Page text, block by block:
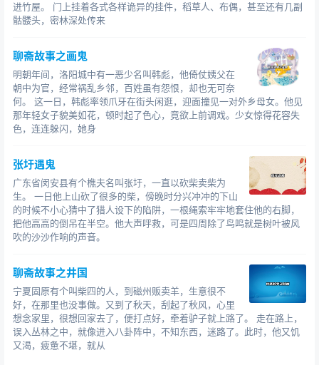
进竹屋。 门上挂着各式各样诡异的挂件，稻草人、布偶，甚至还有几副
骷髅头，密林深处传来
聊斋故事之画鬼
明朝年间，洛阳城中有一恶少名叫韩彪，他倚仗姨父在
朝中为官，经常祸乱乡邻，百姓虽有怨恨，却也无可奈
何。 这一日，韩彪率领爪牙在街头闲逛，迎面撞见一对外乡母女。他见
那年轻女子貌美如花，顿时起了色心，竟欲上前调戏。少女惊得花容失
色，连连躲闪，她身
张圩遇鬼
广东省闵安县有个樵夫名叫张圩，一直以砍柴卖柴为
生。 一日他上山砍了很多的柴，傍晚时分兴冲冲的下山
的时候不小心猜中了猎人设下的陷阱，一根绳索牢牢地套住他的右脚，
把他高高的倒吊在半空。他大声呼救，可是四周除了鸟鸣就是树叶被风
吹的沙沙作响的声音。
聊斋故事之井国
宁夏固原有个叫柴四的人，到磁州贩卖羊，生意很不
好，在那里也没事做。又到了秋天，刮起了秋风，心里
想念家里，很想回家去了，便打点好，牵着驴子就上路了。 走在路上，
误入丛林之中，就像进入八卦阵中，不知东西，迷路了。此时，他又饥
又渴，疲惫不堪，就从